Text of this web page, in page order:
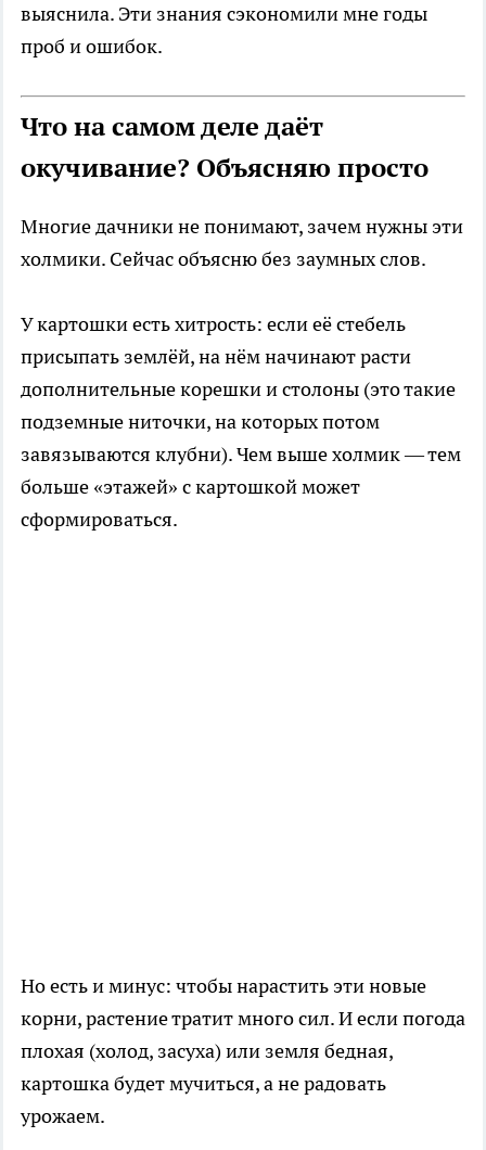
выяснила. Эти знания сэкономили мне годы
проб и ошибок.
Что на самом деле даёт
окучивание? Объясняю просто
Многие дачники не понимают, зачем нужны эти
холмики. Сейчас объясню без заумных слов.
У картошки есть хитрость: если её стебель
присыпать землёй, на нём начинают расти
дополнительные корешки и столоны (это такие
подземные ниточки, на которых потом
завязываются клубни). Чем выше холмик — тем
больше «этажей» с картошкой может
сформироваться.
Но есть и минус: чтобы нарастить эти новые
корни, растение тратит много сил. И если погода
плохая (холод, засуха) или земля бедная,
картошка будет мучиться, а не радовать
урожаем.